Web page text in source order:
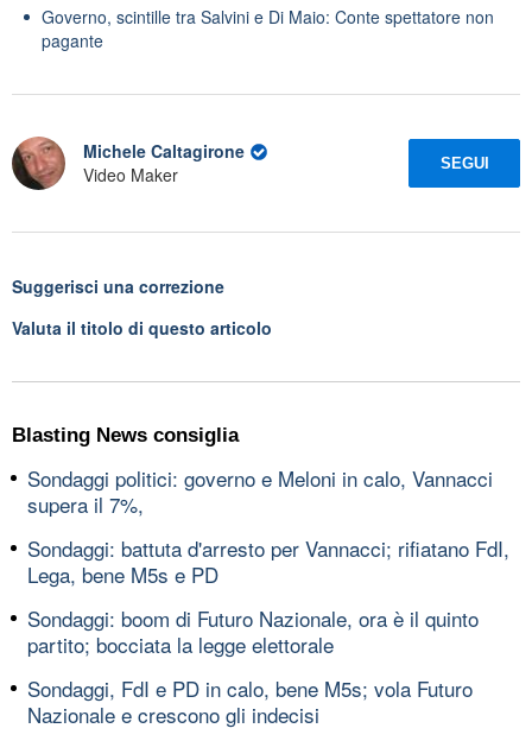
Governo, scintille tra Salvini e Di Maio: Conte spettatore non
pagante
Michele Caltagirone
Video Maker
SEGUI
Suggerisci una correzione
Valuta il titolo di questo articolo
Blasting News consiglia
Sondaggi politici: governo e Meloni in calo, Vannacci
supera il 7%,
Sondaggi: battuta d'arresto per Vannacci; rifiatano FdI,
Lega, bene M5s e PD
Sondaggi: boom di Futuro Nazionale, ora è il quinto
partito; bocciata la legge elettorale
Sondaggi, FdI e PD in calo, bene M5s; vola Futuro
Nazionale e crescono gli indecisi